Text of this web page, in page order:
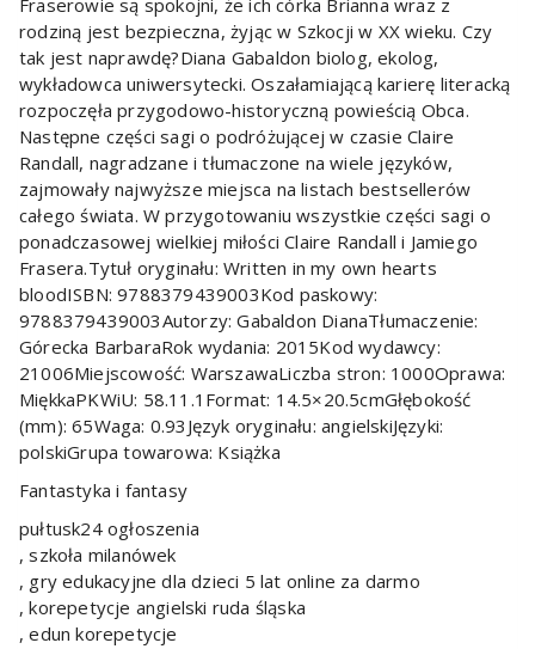
Fraserowie są spokojni, że ich córka Brianna wraz z
rodziną jest bezpieczna, żyjąc w Szkocji w XX wieku. Czy
tak jest naprawdę?Diana Gabaldon biolog, ekolog,
wykładowca uniwersytecki. Oszałamiającą karierę literacką
rozpoczęła przygodowo-historyczną powieścią Obca.
Następne części sagi o podróżującej w czasie Claire
Randall, nagradzane i tłumaczone na wiele języków,
zajmowały najwyższe miejsca na listach bestsellerów
całego świata. W przygotowaniu wszystkie części sagi o
ponadczasowej wielkiej miłości Claire Randall i Jamiego
Frasera.Tytuł oryginału: Written in my own hearts
bloodISBN: 9788379439003Kod paskowy:
9788379439003Autorzy: Gabaldon DianaTłumaczenie:
Górecka BarbaraRok wydania: 2015Kod wydawcy:
21006Miejscowość: WarszawaLiczba stron: 1000Oprawa:
MiękkaPKWiU: 58.11.1Format: 14.5×20.5cmGłębokość
(mm): 65Waga: 0.93Język oryginału: angielskiJęzyki:
polskiGrupa towarowa: Książka
Fantastyka i fantasy
pułtusk24 ogłoszenia
, szkoła milanówek
, gry edukacyjne dla dzieci 5 lat online za darmo
, korepetycje angielski ruda śląska
, edun korepetycje